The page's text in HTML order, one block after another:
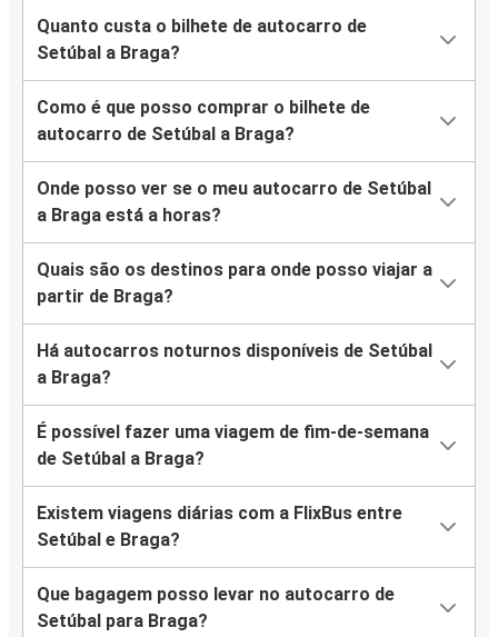
Quanto custa o bilhete de autocarro de
Setúbal a Braga?
Como é que posso comprar o bilhete de
autocarro de Setúbal a Braga?
Onde posso ver se o meu autocarro de Setúbal
a Braga está a horas?
Quais são os destinos para onde posso viajar a
partir de Braga?
Há autocarros noturnos disponíveis de Setúbal
a Braga?
É possível fazer uma viagem de fim-de-semana
de Setúbal a Braga?
Existem viagens diárias com a FlixBus entre
Setúbal e Braga?
Que bagagem posso levar no autocarro de
Setúbal para Braga?